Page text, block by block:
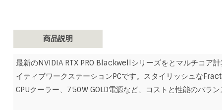
商品説明
最新のNVIDIA RTX PRO Blackwellシリーズをとマルチコ
イティブワークステーションPCです。スタイリッシュな
CPUクーラー、750W GOLD電源など、コストと性能のバラ